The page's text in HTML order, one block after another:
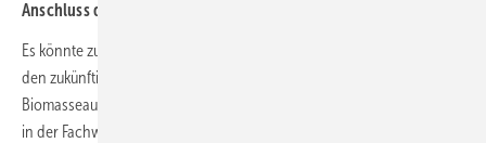
Anschluss daran möglich ist?
Es könnte zur Begrenzung und Minimierung des Flächenbedarfs für
den zukünftigen Photovoltaik-, Windkraft-, Geothermie- und
Biomasseausbau für die verschiedenen Erzeugertechnologien auf die
in der Fachwelt noch nicht ausreichend diskutierte Erkenntnis